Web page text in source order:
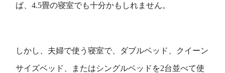
ば、4.5畳の寝室でも十分かもしれません。
しかし、夫婦で使う寝室で、ダブルベッド、クイーン
サイズベッド、またはシングルベッドを2台並べて使